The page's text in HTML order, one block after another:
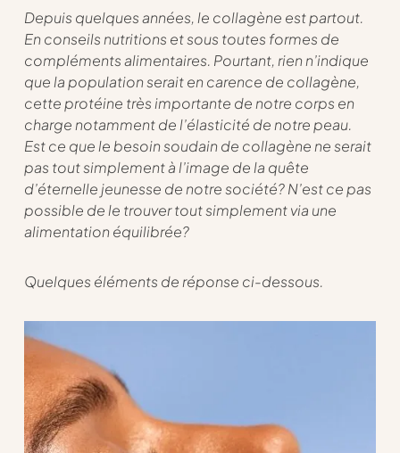
Depuis quelques années, le collagène est partout.
En conseils nutritions et sous toutes formes de
compléments alimentaires. Pourtant, rien n’indique
que la population serait en carence de collagène,
cette protéine très importante de notre corps en
charge notamment de l’élasticité de notre peau.
Est ce que le besoin soudain de collagène ne serait
pas tout simplement à l’image de la quête
d’éternelle jeunesse de notre société? N’est ce pas
possible de le trouver tout simplement via une
alimentation équilibrée?
Quelques éléments de réponse ci-dessous.